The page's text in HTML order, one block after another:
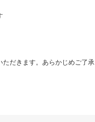
だきます。あらかじめご了承